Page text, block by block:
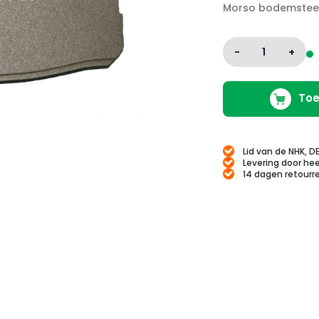
Morso
- 1 +
Lid van de NHK,
Levering door
14 dagen